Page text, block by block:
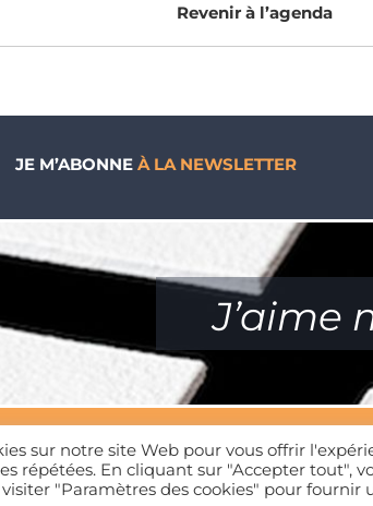
Revenir à l’agenda
JE M’ABONNE À LA NEWSLETTER
J’aime
sur notre site Web pour vous offrir
répétées. En cliquant sur "Accepter tout",
visiter "Paramètres des cookies" pour